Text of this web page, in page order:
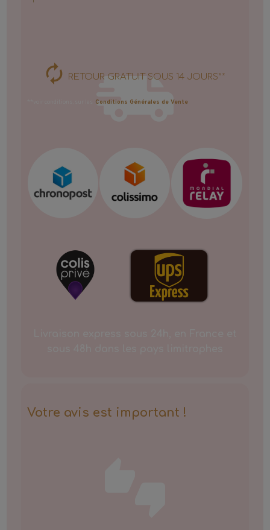
RETOUR GRATUIT SOUS 14 JOURS**
Conditions Générales de Vente
Votre avis est important !